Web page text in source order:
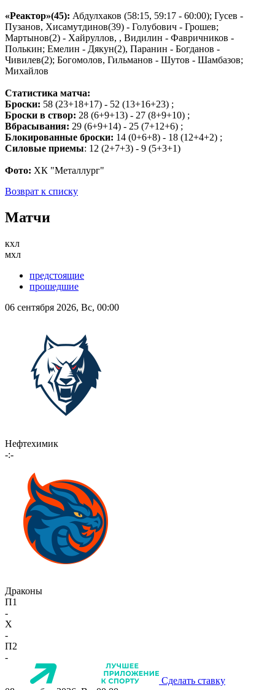
«Реактор»(45): Абдулхаков (58:15, 59:17 - 60:00); Гусев -
Пузанов, Хисамутдинов(39) - Голубович - Грошев;
Мартынов(2) - Хайруллов, , Видилин - Фавричников -
Полькин; Емелин - Дякун(2), Паранин - Богданов -
Чивилев(2); Богомолов, Гильманов - Шутов - Шамбазов;
Михайлов
Статистика матча:
Броски: 58 (23+18+17) - 52 (13+16+23) ;
Броски в створ: 28 (6+9+13) - 27 (8+9+10) ;
Вбрасывания: 29 (6+9+14) - 25 (7+12+6) ;
Блокированные броски: 14 (0+6+8) - 18 (12+4+2) ;
Силовые приемы: 12 (2+7+3) - 9 (5+3+1)
Фото: ХК "Металлург"
Возврат к списку
Матчи
кхл
мхл
предстоящие
прошедшие
06 сентября 2026, Вс, 00:00
Нефтехимик
-:-
Драконы
П1
-
X
-
П2
-
Сделать ставку